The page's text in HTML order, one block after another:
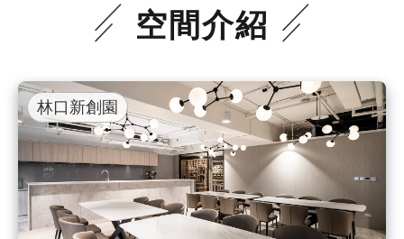
空間介紹
林口新創園